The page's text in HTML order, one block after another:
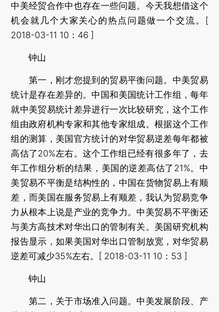
中美经贸合作中也存在一些问题。今天我想借这个
机会就几个大家关心的热点问题做一个交流。[
2018-03-11 10：46 ]
钟山
第一，刚才您提到的贸易平衡问题。中美贸易
统计是存在差异的。中国和美国统计工作组，每年
就中美贸易统计差异进行一次比较研究，这个工作
组由政府机构专家和其他专家组成。根据这个工作
组的测算，美国官方统计的对华贸易逆差每年都被
高估了20%左右。这个工作组已经有很多年了，去
年工作组分析的结果，美国的逆差高估了21%。中
美贸易不平衡是结构性的，中国在货物贸易上有顺
差，而美国在服务贸易上有顺差，我认为贸易竞争
力从根本上说是产业的竞争力。中美贸易不平衡还
与美方高技术对华出口的管制有关。美国研究机构
报告显示，如果美国对华出口管制放宽，对华贸易
逆差可减少35%左右。[ 2018-03-11 10：53 ]
钟山
第二，关于市场准入问题。中美发展阶段、产